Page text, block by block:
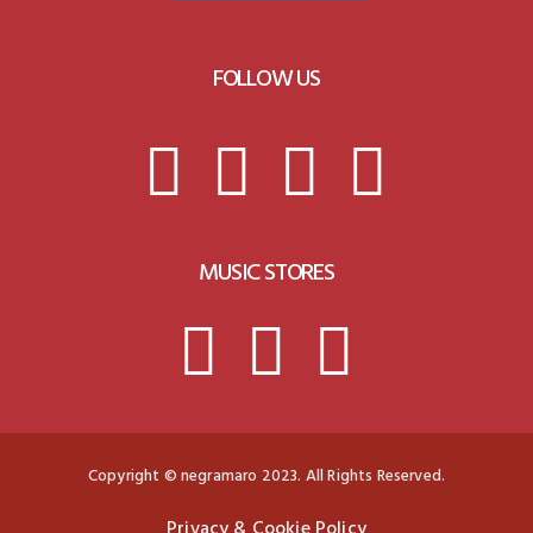
FOLLOW US
MUSIC STORES
Copyright © negramaro 2023. All Rights Reserved.